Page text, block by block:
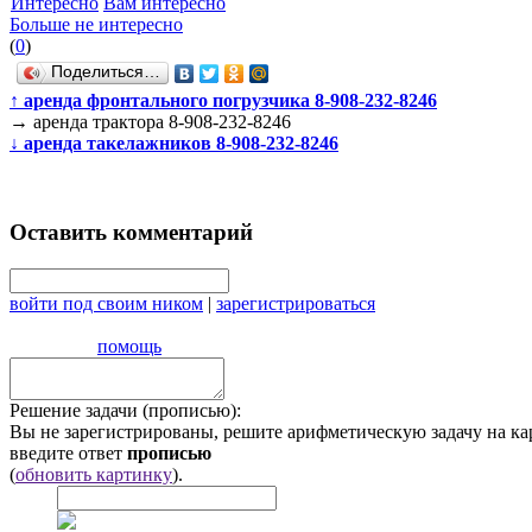
Больше не интересно
(0)
Поделиться…
↑ аренда фронтального погрузчика 8-908-232-8246
→ аренда трактора 8-908-232-8246
↓ аренда такелажников 8-908-232-8246
Оставить комментарий
войти под своим ником | зарегистрироваться
помощь
Решение задачи (прописью):
Вы не зарегистрированы, решите арифметическую задачу на
введите ответ прописью
(обновить картинку).